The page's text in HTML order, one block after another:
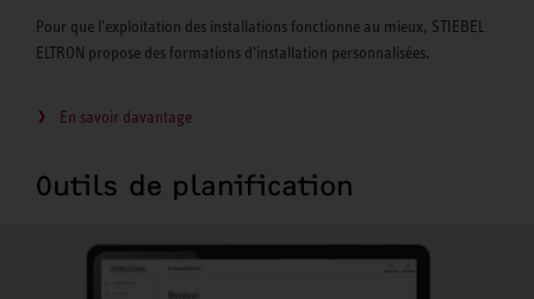
Pour que l'exploitation des installations fonctionne au mieux, STIEBEL
ELTRON propose des formations d'installation personnalisées.
En savoir davantage
Outils de planification